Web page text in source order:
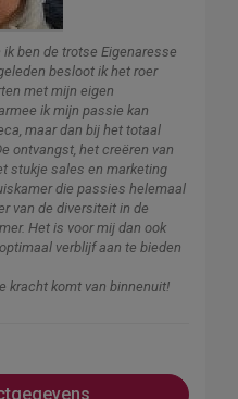
ben de trotse Eigenaresse
besloot ik het roer
met mijn eigen
ik mijn passie kan
maar dan bij het totaal
ontvangst, het creëren van
stukje sales en marketing
die passies helemaal
van de diversiteit in de
Het is voor mij dan ook
verblijf aan te bieden
kracht komt van binnenuit!